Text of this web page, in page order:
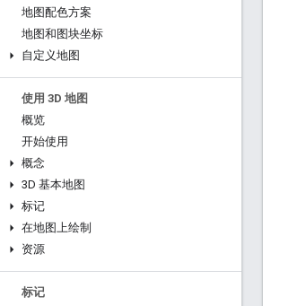
地图配色方案
地图和图块坐标
自定义地图
使用 3D 地图
概览
开始使用
概念
3D 基本地图
标记
在地图上绘制
资源
标记